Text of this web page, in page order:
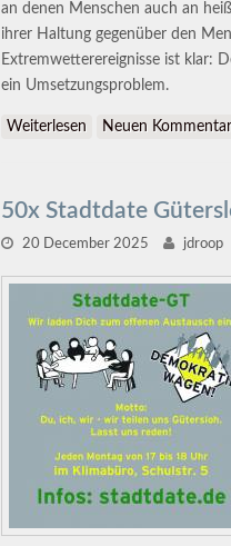
an denen Menschen auch an
ihrer Haltung gegenüber den
Extremwetterereignisse ist klar:
ein Umsetzungsproblem.
Weiterlesen über Pflicht zur
Neuen
50x Stadtdate
20 December 2025 jdroop